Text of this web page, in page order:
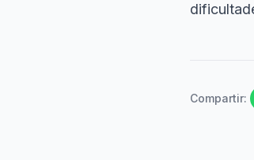
Compartir: